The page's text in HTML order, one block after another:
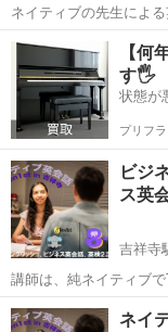
ネイティブの先生によ
けやき並木の自宅（国
き時間などにご利用ください。 英検の準1級までは
いですが、面接そのもの
東京 武蔵野市
【何
す🖐️
状態が
プリフラ
ビジ
ス英
吉祥寺
講師は、純ネイティブ
ストの経験があり、社
テクストや環境を十分
東京 武蔵野市
ネイ